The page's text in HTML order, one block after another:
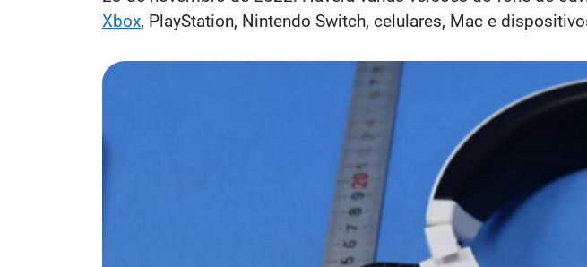
Xbox, PlayStation, Nintendo Switch, celulares, Mac e